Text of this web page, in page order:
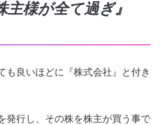
主様が全て過ぎ』
も良いほどに『株式会社』と付き
発行し、その株を株主が買う事で